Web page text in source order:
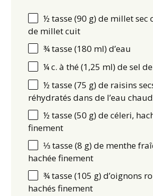
½ tasse (90 g) de millet sec
de millet cuit
¾tasse (180 ml) d’eau
¼c. à thé (1,25 ml) de sel
½tasse (75 g) de raisins
réhydratés dans de l’eau
½tasse (50 g) de céleri,
finement
⅓tasse (8 g) de menthe
hachée finement
¾tasse (105 g) d’oignons
hachés finement